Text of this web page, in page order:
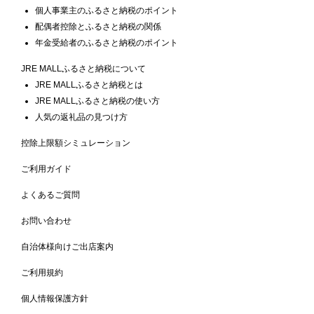
個人事業主のふるさと納税のポイント
配偶者控除とふるさと納税の関係
年金受給者のふるさと納税のポイント
JRE MALLふるさと納税について
JRE MALLふるさと納税とは
JRE MALLふるさと納税の使い方
人気の返礼品の見つけ方
控除上限額シミュレーション
ご利用ガイド
よくあるご質問
お問い合わせ
自治体様向けご出店案内
ご利用規約
個人情報保護方針